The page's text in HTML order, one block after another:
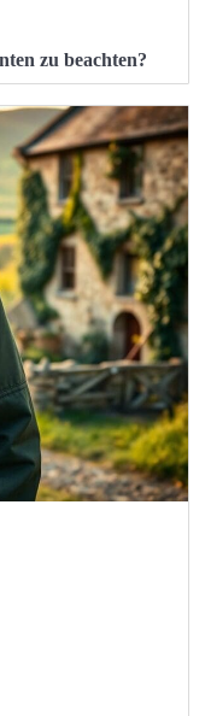
zu beachten?